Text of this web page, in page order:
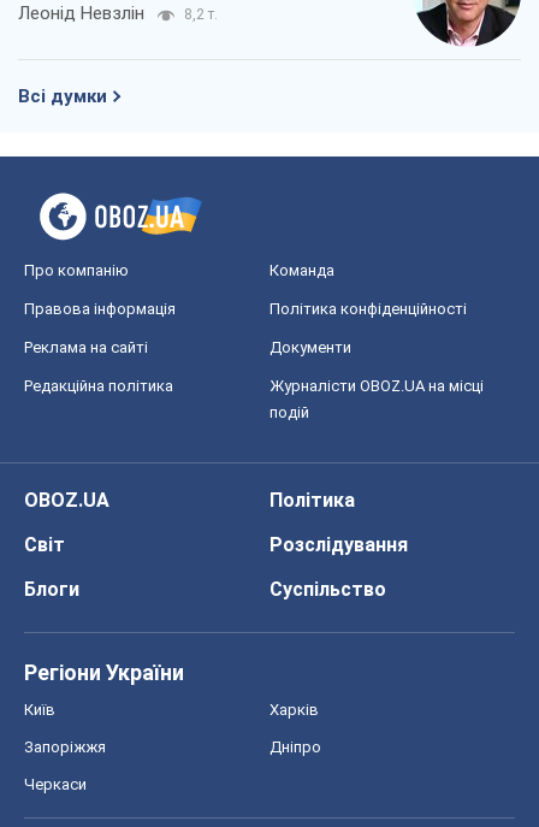
Леонід Невзлін 8,2 т.
Всі думки
Про компанію Команда
Правова інформація Політика конфіденційності
Реклама на сайті Документи
Редакційна політика
Журналісти OBOZ.UA на місці
подій
OBOZ.UA
Політика
Світ
Розслідування
Блоги
Суспільство
Регіони України
Київ Харків
Запоріжжя Дніпро
Черкаси